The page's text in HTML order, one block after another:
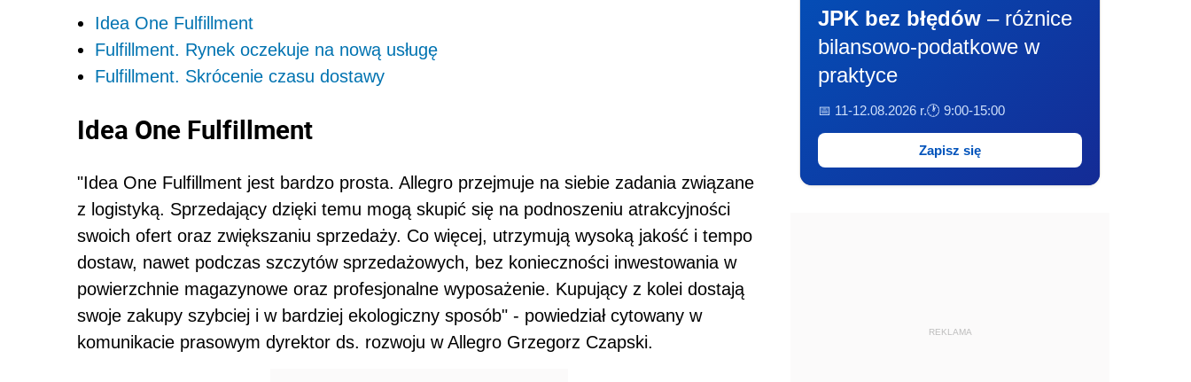
Idea One Fulfillment
Fulfillment. Rynek oczekuje na nową usługę
Fulfillment. Skrócenie czasu dostawy
Idea One Fulfillment
"Idea One Fulfillment jest bardzo prosta. Allegro przejmuje na siebie zadania związane
z logistyką. Sprzedający dzięki temu mogą skupić się na podnoszeniu atrakcyjności
swoich ofert oraz zwiększaniu sprzedaży. Co więcej, utrzymują wysoką jakość i tempo
dostaw, nawet podczas szczytów sprzedażowych, bez konieczności inwestowania w
powierzchnie magazynowe oraz profesjonalne wyposażenie. Kupujący z kolei dostają
swoje zakupy szybciej i w bardziej ekologiczny sposób" - powiedział cytowany w
komunikacie prasowym dyrektor ds. rozwoju w Allegro Grzegorz Czapski.
JPK bez błędów – różnice
bilansowo-podatkowe w
praktyce
📅 11-12.08.2026 r.🕐 9:00-15:00
Zapisz się
REKLAMA